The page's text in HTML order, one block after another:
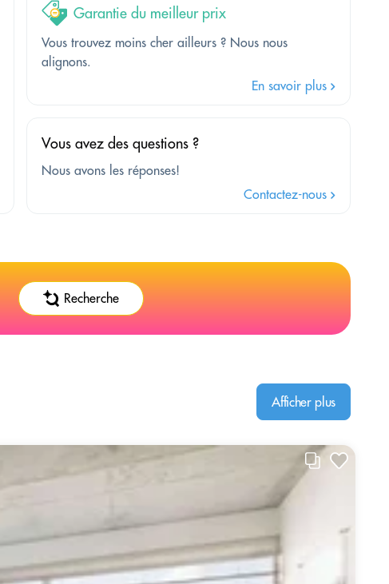
Garantie du meilleur prix
Vous trouvez moins cher ailleurs ? Nous nous
alignons.
En savoir plus
Vous avez des questions ?
Nous avons les réponses!
Contactez-nous
Recherche
Afficher plus